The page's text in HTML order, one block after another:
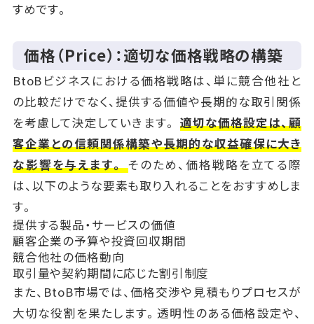
すめです。
価格（Price）：適切な価格戦略の構築
BtoBビジネスにおける価格戦略は、単に競合他社と
の比較だけでなく、提供する価値や長期的な取引関係
を考慮して決定していきます。 適切な価格設定は、顧
客企業との信頼関係構築や長期的な収益確保に大き
な影響を与えます。そのため、価格戦略を立てる際
は、以下のような要素も取り入れることをおすすめしま
す。
提供する製品・サービスの価値
顧客企業の予算や投資回収期間
競合他社の価格動向
取引量や契約期間に応じた割引制度
また、BtoB市場では、価格交渉や見積もりプロセスが
大切な役割を果たします。透明性のある価格設定や、